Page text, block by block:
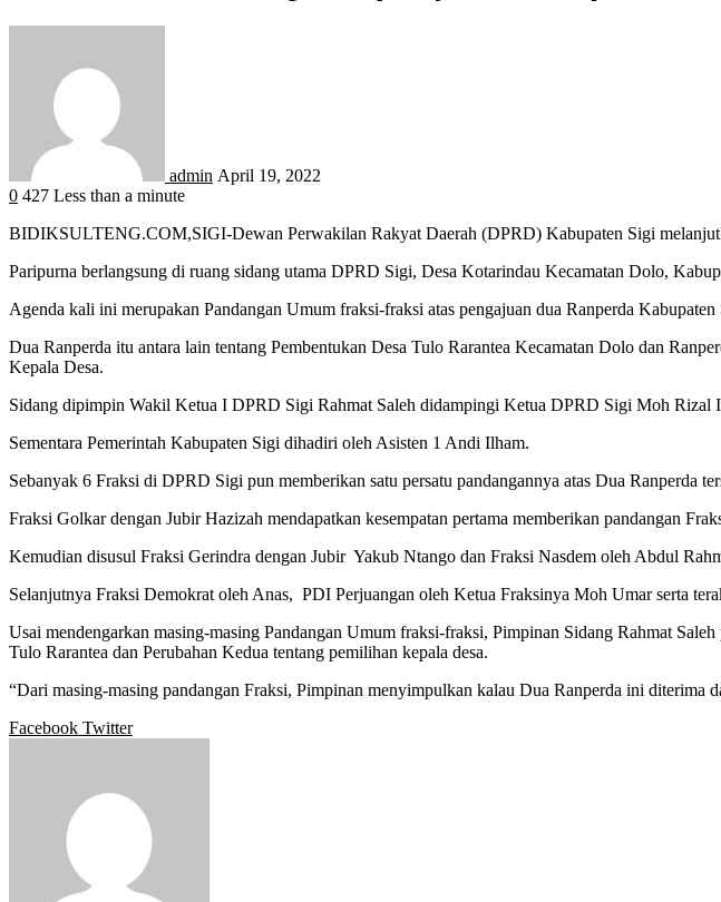
admin April 19, 2022
0 427 Less than a minute
BIDIKSULTENG.COM,SIGI-Dewan Perwakilan Rakyat Daerah (DPRD) Kabupaten Sigi
Paripurna berlangsung di ruang sidang utama DPRD Sigi, Desa Kotarindau Kecamatan Dolo,
Agenda kali ini merupakan Pandangan Umum fraksi-fraksi atas pengajuan dua Ranperda Kabupaten
Dua Ranperda itu antara lain tentang Pembentukan Desa Tulo Rarantea Kecamatan Dolo dan
Kepala Desa.
Sidang dipimpin Wakil Ketua I DPRD Sigi Rahmat Saleh didampingi Ketua DPRD Sigi Moh Rizal
Sementara Pemerintah Kabupaten Sigi dihadiri oleh Asisten 1 Andi Ilham.
Sebanyak 6 Fraksi di DPRD Sigi pun memberikan satu persatu pandangannya atas Dua Ranperda
Fraksi Golkar dengan Jubir Hazizah mendapatkan kesempatan pertama memberikan pandangan
Kemudian disusul Fraksi Gerindra dengan Jubir Yakub Ntango dan Fraksi Nasdem oleh Abdul
Selanjutnya Fraksi Demokrat oleh Anas, PDI Perjuangan oleh Ketua Fraksinya Moh Umar serta
Usai mendengarkan masing-masing Pandangan Umum fraksi-fraksi, Pimpinan Sidang Rahmat
Tulo Rarantea dan Perubahan Kedua tentang pemilihan kepala desa.
“Dari masing-masing pandangan Fraksi, Pimpinan menyimpulkan kalau Dua Ranperda ini
Facebook TwitterGoogle+
LinkedIn
StumbleUpon
Tumblr
Pinterest
Reddit
VKontakte
WhatsApp
Telegram
Viber
Share
Print